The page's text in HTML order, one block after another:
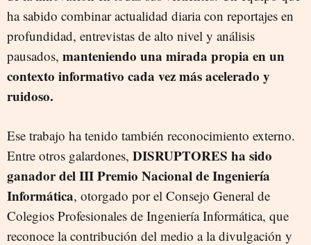
ha sabido combinar actualidad diaria con reportajes en
profundidad, entrevistas de alto nivel y análisis
pausados, manteniendo una mirada propia en un
contexto informativo cada vez más acelerado y
ruidoso.
Ese trabajo ha tenido también reconocimiento externo.
Entre otros galardones, DISRUPTORES ha sido
ganador del III Premio Nacional de Ingeniería
Informática, otorgado por el Consejo General de
Colegios Profesionales de Ingeniería Informática, que
reconoce la contribución del medio a la divulgación y